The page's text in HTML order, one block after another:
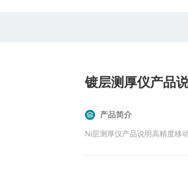
镀层测厚仪产品
产品简介
Ni层测厚仪产品说明高精度移